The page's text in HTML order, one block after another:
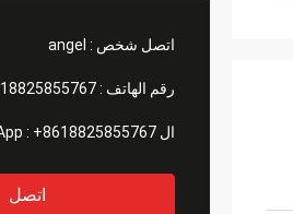
اتصل شخص : angel
رقم الهاتف :18825855767
ال WhatsApp : +8618825855767
اتصل